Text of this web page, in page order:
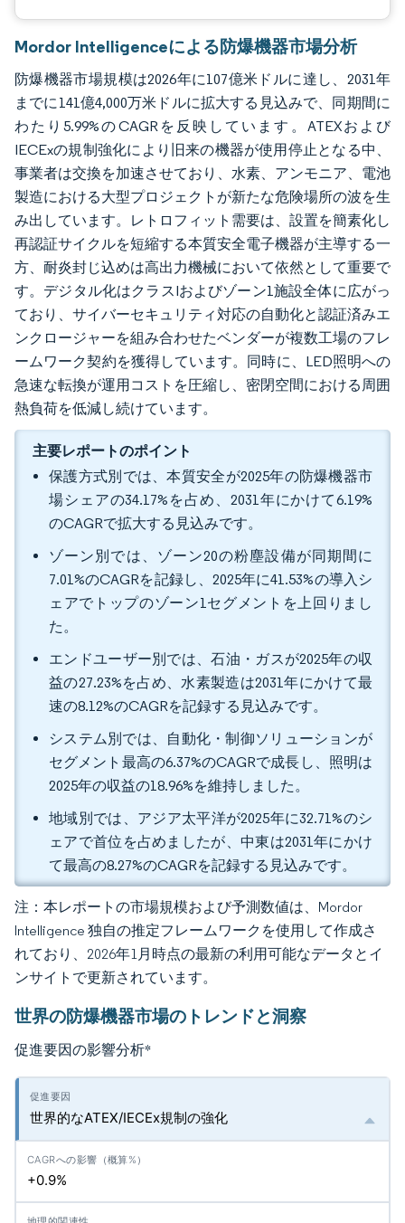
Mordor Intelligenceによる防爆機器市場分析
防爆機器市場規模は2026年に107億米ドルに達し、2031年
までに141億4,000万米ドルに拡大する見込みで、同期間に
わたり5.99%のCAGRを反映しています。ATEXおよび
IECExの規制強化により旧来の機器が使用停止となる中、
事業者は交換を加速させており、水素、アンモニア、電池
製造における大型プロジェクトが新たな危険場所の波を生
み出しています。レトロフィット需要は、設置を簡素化し
再認証サイクルを短縮する本質安全電子機器が主導する一
方、耐炎封じ込めは高出力機械において依然として重要で
す。デジタル化はクラスIおよびゾーン1施設全体に広がっ
ており、サイバーセキュリティ対応の自動化と認証済みエ
ンクロージャーを組み合わせたベンダーが複数工場のフレ
ームワーク契約を獲得しています。同時に、LED照明への
急速な転換が運用コストを圧縮し、密閉空間における周囲
熱負荷を低減し続けています。
主要レポートのポイント
保護方式別では、本質安全が2025年の防爆機器市
場シェアの34.17%を占め、2031年にかけて6.19%
のCAGRで拡大する見込みです。
ゾーン別では、ゾーン20の粉塵設備が同期間に
7.01%のCAGRを記録し、2025年に41.53%の導入シ
ェアでトップのゾーン1セグメントを上回りまし
た。
エンドユーザー別では、石油・ガスが2025年の収
益の27.23%を占め、水素製造は2031年にかけて最
速の8.12%のCAGRを記録する見込みです。
システム別では、自動化・制御ソリューションが
セグメント最高の6.37%のCAGRで成長し、照明は
2025年の収益の18.96%を維持しました。
地域別では、アジア太平洋が2025年に32.71%のシ
ェアで首位を占めましたが、中東は2031年にかけ
て最高の8.27%のCAGRを記録する見込みです。
注：本レポートの市場規模および予測数値は、Mordor
Intelligence 独自の推定フレームワークを使用して作成さ
れており、2026年1月時点の最新の利用可能なデータとイ
ンサイトで更新されています。
世界の防爆機器市場のトレンドと洞察
促進要因の影響分析*
世界的なATEX/IECEx規制の強化
+0.9%